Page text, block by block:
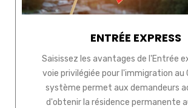
ENTRÉE EXPRESS
Saisissez les avantages de l'Entrée
voie privilégiée pour l'immigration au
système permet aux demandeurs
d'obtenir la résidence permanente